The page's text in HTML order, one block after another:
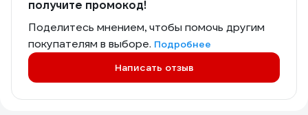
получите промокод!
Поделитесь мнением, чтобы помочь другим
покупателям в выборе. Подробнее
Написать отзыв